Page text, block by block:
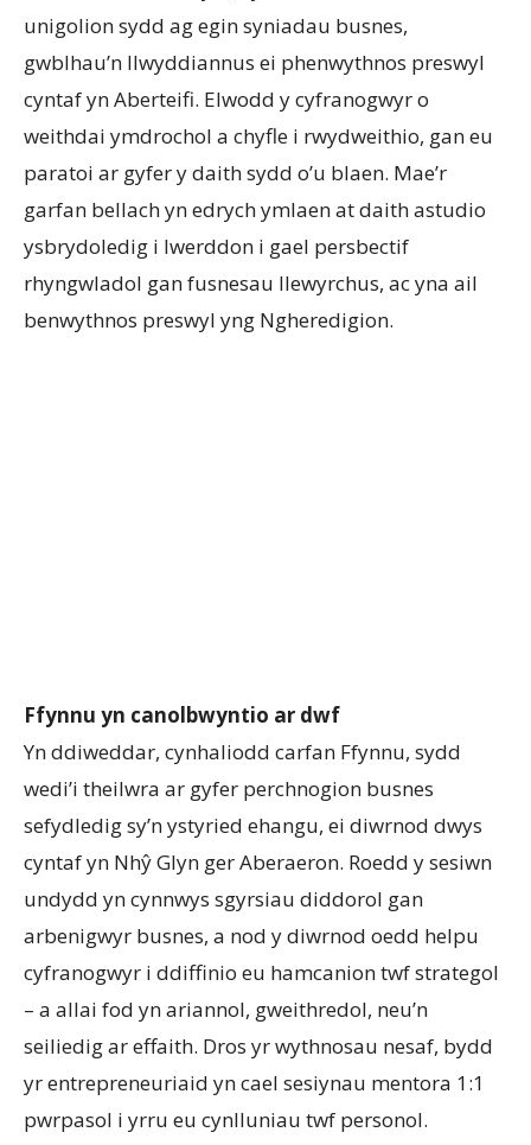
unigolion sydd ag egin syniadau busnes,
gwblhau’n llwyddiannus ei phenwythnos preswyl
cyntaf yn Aberteifi. Elwodd y cyfranogwyr o
weithdai ymdrochol a chyfle i rwydweithio, gan eu
paratoi ar gyfer y daith sydd o’u blaen. Mae’r
garfan bellach yn edrych ymlaen at daith astudio
ysbrydoledig i Iwerddon i gael persbectif
rhyngwladol gan fusnesau llewyrchus, ac yna ail
benwythnos preswyl yng Ngheredigion.
Ffynnu yn canolbwyntio ar dwf
Yn ddiweddar, cynhaliodd carfan Ffynnu, sydd
wedi’i theilwra ar gyfer perchnogion busnes
sefydledig sy’n ystyried ehangu, ei diwrnod dwys
cyntaf yn Nhŷ Glyn ger Aberaeron. Roedd y sesiwn
undydd yn cynnwys sgyrsiau diddorol gan
arbenigwyr busnes, a nod y diwrnod oedd helpu
cyfranogwyr i ddiffinio eu hamcanion twf strategol
– a allai fod yn ariannol, gweithredol, neu’n
seiliedig ar effaith. Dros yr wythnosau nesaf, bydd
yr entrepreneuriaid yn cael sesiynau mentora 1:1
pwrpasol i yrru eu cynlluniau twf personol.